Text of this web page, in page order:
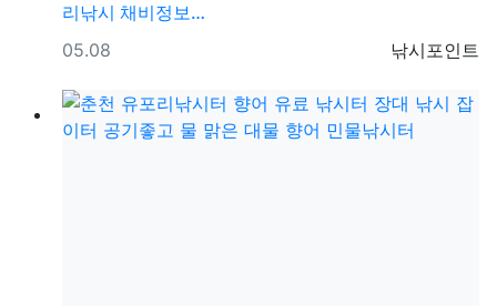
리낚시 채비정보…
등록자
낚시포인트
등록일
05.08